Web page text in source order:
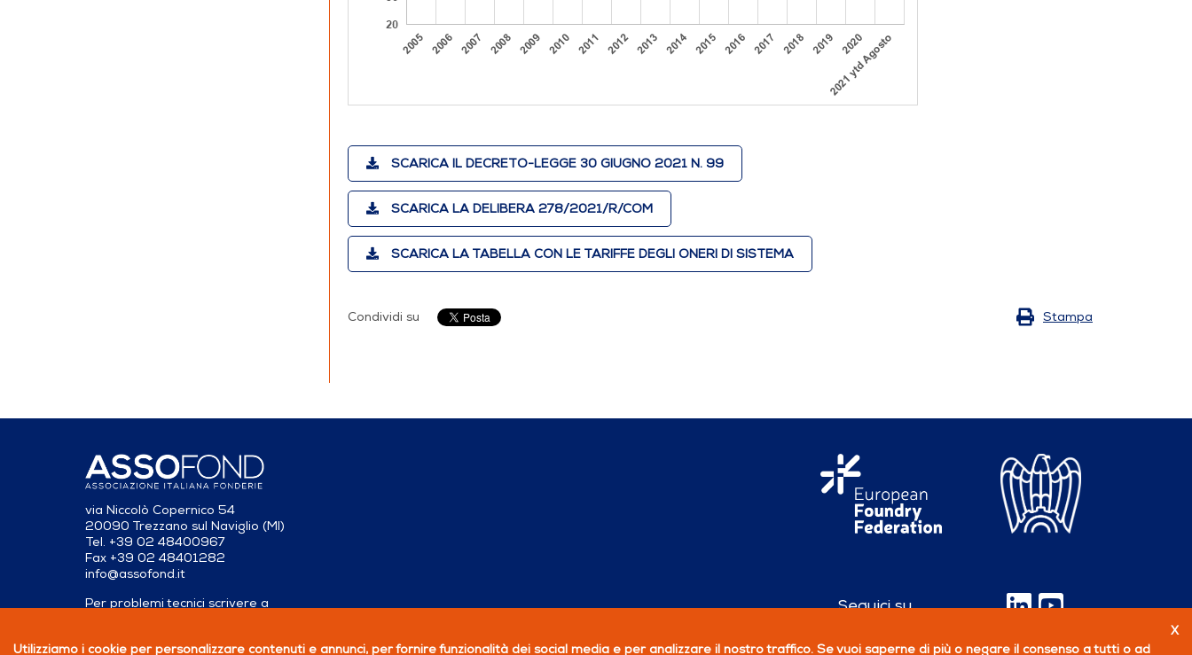
SCARICA IL DECRETO-LEGGE 30 GIUGNO 2021 N. 99
SCARICA LA DELIBERA 278/2021/R/COM
SCARICA LA TABELLA CON LE TARIFFE DEGLI ONERI DI SISTEMA
Condividi su Stampa
via Niccolò Copernico 54
20090 Trezzano sul Naviglio (MI)
Tel. +39 02 48400967
Fax +39 02 48401282
info@assofond.it
Per problemi tecnici scrivere a
Seguici su
X
Utilizziamo i cookie per personalizzare contenuti e annunci, per fornire funzionalità dei social media e per analizzare il nostro traffico. Se vuoi saperne di più o negare il consenso a tutti o ad